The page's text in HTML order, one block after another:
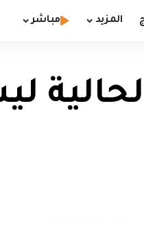
المزيد مباشر